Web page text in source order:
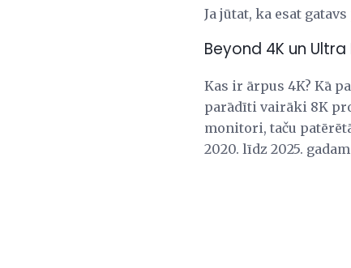
Ja jūtat, ka esat
Beyond 4K un Ultra
Kas ir ārpus 4K? Kā
parādīti vairāki 8K
monitori, taču
2020. līdz 2025.